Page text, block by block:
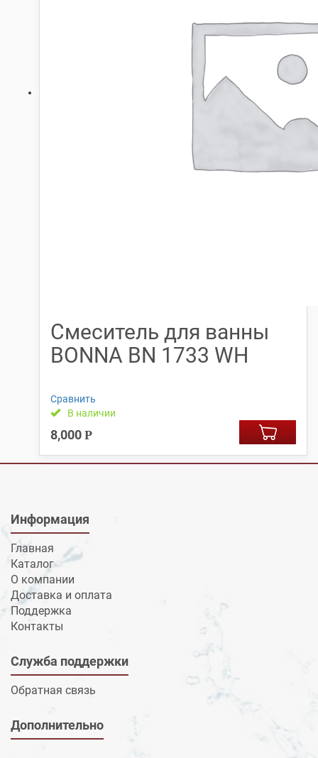
Смеситель для ванны
BONNA BN 1733 WH
Сравнить
В наличии
8,000 Р
Информация
Главная
Каталог
О компании
Доставка и оплата
Поддержка
Контакты
Служба поддержки
Обратная связь
Дополнительно